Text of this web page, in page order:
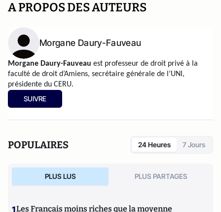
A PROPOS DES AUTEURS
Morgane Daury-Fauveau
Morgane Daury-Fauveau est professeur de droit privé à la
faculté de droit d’Amiens, secrétaire générale de l’UNI,
présidente du CERU.
SUIVRE
POPULAIRES 24 Heures 7 Jours
PLUS LUS PLUS PARTAGES
Les Français moins riches que la moyenne